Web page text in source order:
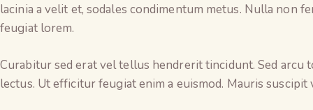
lacinia a velit et, sodales condimentum metus. Nulla non
feugiat lorem.
Curabitur sed erat vel tellus hendrerit tincidunt. Sed arcu
lectus. Ut efficitur feugiat enim a euismod. Mauris suscipit